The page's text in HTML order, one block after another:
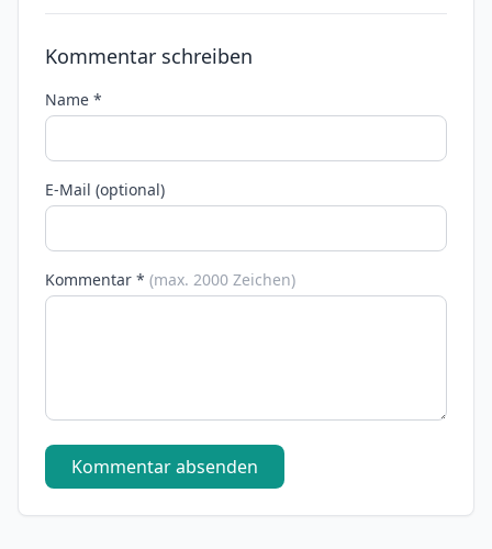
Kommentar schreiben
Name *
E-Mail (optional)
Kommentar * (max. 2000 Zeichen)
Kommentar absenden